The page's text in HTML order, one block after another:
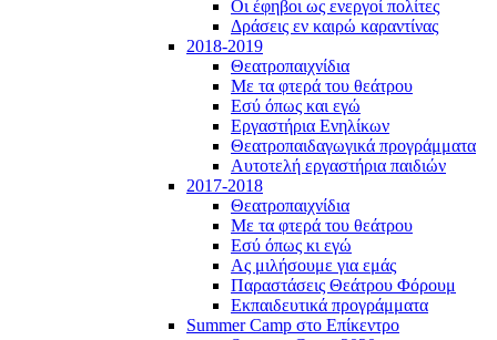
Οι έφηβοι ως ενεργοί πολίτες
Δράσεις εν καιρώ καραντίνας
2018-2019
Θεατροπαιχνίδια
Με τα φτερά του θεάτρου
Εσύ όπως και εγώ
Εργαστήρια Ενηλίκων
Θεατροπαιδαγωγικά προγράμματα
Αυτοτελή εργαστήρια παιδιών
2017-2018
Θεατροπαιχνίδια
Με τα φτερά του θεάτρου
Εσύ όπως κι εγώ
Ας μιλήσουμε για εμάς
Παραστάσεις Θεάτρου Φόρουμ
Εκπαιδευτικά προγράμματα
Summer Camp στο Επίκεντρο